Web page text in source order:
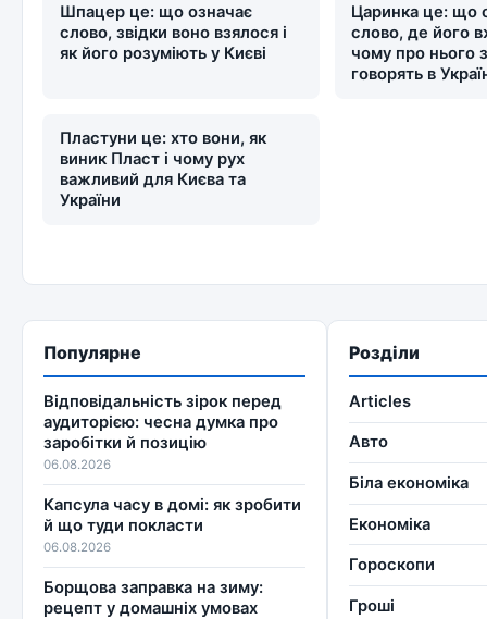
Шпацер це: що означає
слово, звідки воно взялося і
як його розуміють у Києві
Царинка це: що
слово, де його
чому про нього
говорять в
Пластуни це: хто вони, як
виник Пласт і чому рух
важливий для Києва та
України
Популярне
Відповідальність зірок перед
аудиторією: чесна думка про
заробітки й позицію
06.08.2026
Капсула часу в домі: як зробити
й що туди покласти
06.08.2026
Борщова заправка на зиму:
рецепт у домашніх умовах
Розділи
Articles
Авто
Біла економіка
Економіка
Гороскопи
Гроші